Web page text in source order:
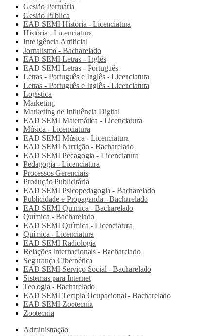
Gestão Portuária
Gestão Pública
EAD SEMI História - Licenciatura
História - Licenciatura
Inteligência Artificial
Jornalismo - Bacharelado
EAD SEMI Letras - Inglês
EAD SEMI Letras - Português
Letras - Português e Inglês - Licenciatura
Letras - Português e Inglês - Licenciatura
Logística
Marketing
Marketing de Influência Digital
EAD SEMI Matemática - Licenciatura
Música - Licenciatura
EAD SEMI Música - Licenciatura
EAD SEMI Nutrição - Bacharelado
EAD SEMI Pedagogia - Licenciatura
Pedagogia - Licenciatura
Processos Gerenciais
Produção Publicitária
EAD SEMI Psicopedagogia - Bacharelado
Publicidade e Propaganda - Bacharelado
EAD SEMI Química - Bacharelado
Química - Bacharelado
EAD SEMI Química - Licenciatura
Química - Licenciatura
EAD SEMI Radiologia
Relações Internacionais - Bacharelado
Segurança Cibernética
EAD SEMI Serviço Social - Bacharelado
Sistemas para Internet
Teologia - Bacharelado
EAD SEMI Terapia Ocupacional - Bacharelado
EAD SEMI Zootecnia
Zootecnia
Administração